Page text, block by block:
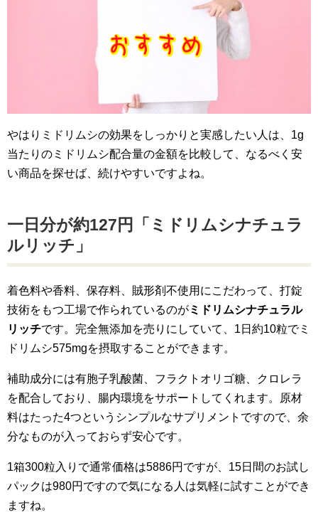
やはりミドリムシの効果をしっかりと実感したい人は、1g
当たりのミドリムシ配合量の金額を比較して、なるべく安
い商品を探せば、続けやすいですよね。
一日分が約127円「ミドリムシナチュラ
ルリッチ」
着色料や香料、保存料、賊形剤不使用にこだわって、打錠
技術をもつ工場で作られているのがミドリムシナチュラル
リッチです。完全無添加を売りにしていて、1日約10粒でミ
ドリムシ575mgを摂取することができます。
補助成分には有胞子乳酸菌、フラクトオリゴ糖、クロレラ
を配合しており、腸内環境をサポートしてくれます。原材
料はたった4つというシンプルなサプリメントですので、余
分なものが入っておらず安心です。
1箱300粒入りで通常価格は5886円ですが、15日間のお試し
パックは980円ですので気になる人は気軽に試すことができ
ますね。